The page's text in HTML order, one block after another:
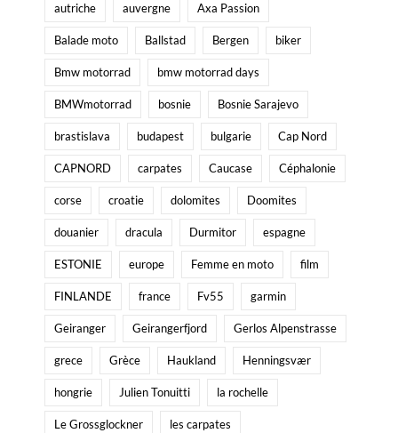
autriche auvergne Axa Passion
Balade moto Ballstad Bergen biker
Bmw motorrad bmw motorrad days
BMWmotorrad bosnie Bosnie Sarajevo
brastislava budapest bulgarie Cap Nord
CAPNORD carpates Caucase Céphalonie
corse croatie dolomites Doomites
douanier dracula Durmitor espagne
ESTONIE europe Femme en moto film
FINLANDE france Fv55 garmin
Geiranger Geirangerfjord Gerlos Alpenstrasse
grece Grèce Haukland Henningsvær
hongrie Julien Tonuitti la rochelle
Le Grossglockner les carpates